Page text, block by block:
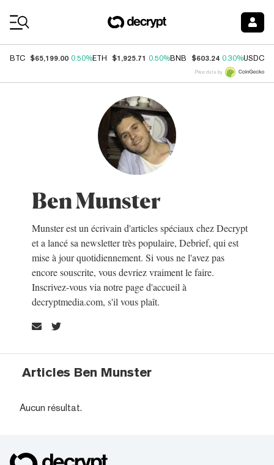
BTC $65,199.00 0.50%ETH $1,925.71 0.50%BNB $603.24 0.30%USDC
Price data by
Ben Munster
Munster est un écrivain d'articles spéciaux chez Decrypt
et a lancé sa newsletter très populaire, Debrief, qui est
mise à jour quotidiennement. Si vous ne l'avez pas
encore souscrite, vous devriez vraiment le faire.
Inscrivez-vous via notre page d'accueil à
decryptmedia.com, s'il vous plaît.
Articles Ben Munster
Aucun résultat.